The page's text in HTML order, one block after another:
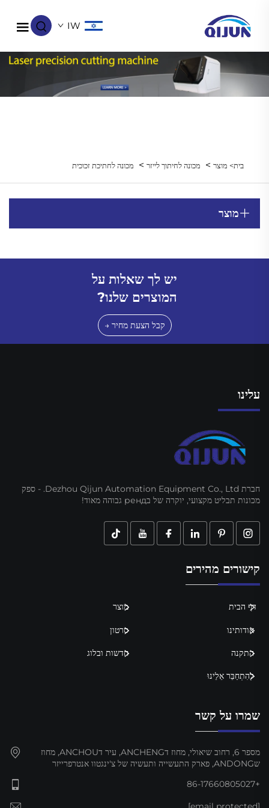
IW
בית> מוצר> מכונה לחיתוך לייזר> מכונה לחתיכת זכוכית
מוצר
יש לך שאלות על
המוצרים שלנו?
קבל הצעת מחיר →
עלינו
חברת Dezhou Qijun Automation Equipment Co., Ltd. - ספק
מכונות תבליט מקצועי, יוקרה של בренд גבוהה מאוד!
קישורים מהירים
דף הבית מוצר
אודותינו סרטון
התקנה חדשות ובלוג
לְהִתְחַבֵּר אֵלֵינוּ
שמרו על קשר
מספר 6, רחוב שיאולי, מחוז דANCHENG, עיר דANCHOU, מחוז
שANDONG, פארק התעשייה ותעשיה של צ'ינגטוו אנטרפרייזר
+86-17660805027